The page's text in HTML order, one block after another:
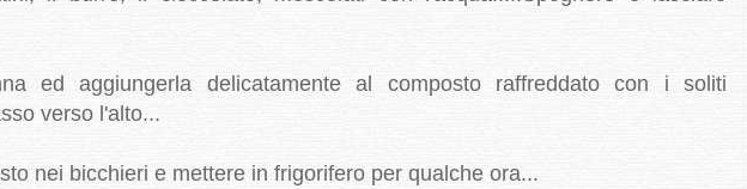
ed aggiungerla delicatamente al composto raffreddato con i soliti
verso l'alto...
nei bicchieri e mettere in frigorifero per qualche ora...